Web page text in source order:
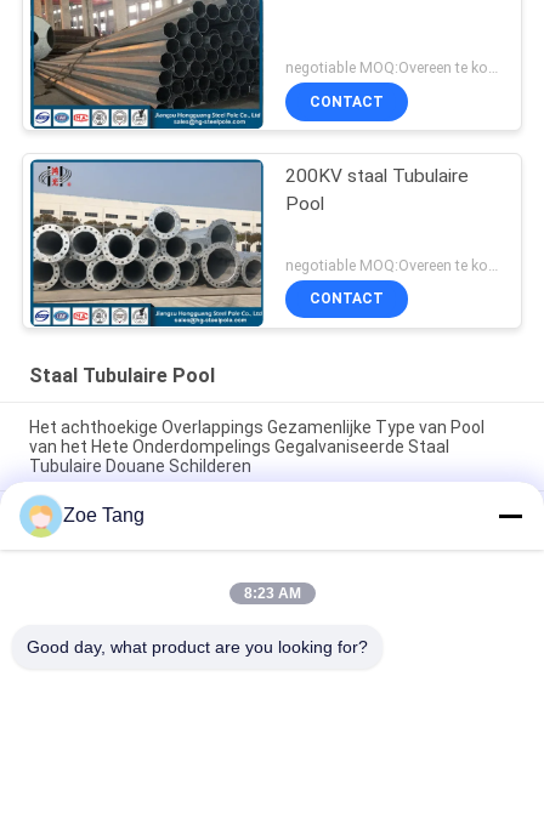
CONTACT
200KV staal Tubulaire
Pool
CONTACT
Staal Tubulaire Pool
Het achthoekige Overlappings Gezamenlijke Type van Pool
van het Hete Onderdompelings Gegalvaniseerde Staal
Tubulaire Douane Schilderen
De hete Superieure Hop Onderdompeling Gegalvaniseerde
Polen van het Broodjesstaal/Tubulaire Staaltoren
Van het de Torenstaal van de hete Onderdompelings de
Gegalvaniseerde Macht Verbinding van Pool Tubulaire met
Zoe Tang
8:23 AM
Good day, what product are you looking for?